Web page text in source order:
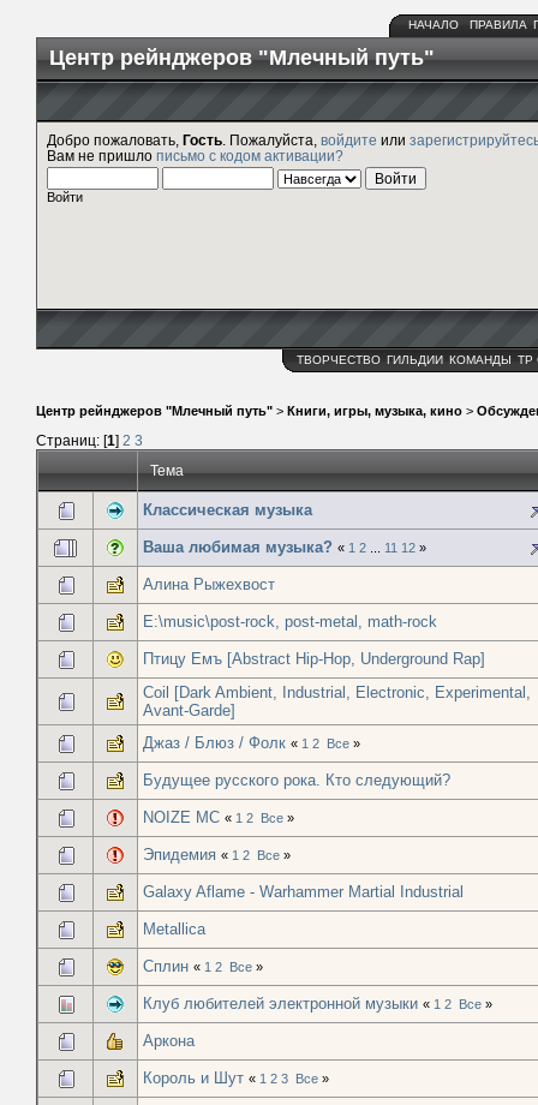
НАЧАЛО ПРАВИЛА
Центр рейнджеров "Млечный путь"
Добро пожаловать, Гость . Пожалуйста, войдите или
Вам не пришло письмо с кодом активации?
Войти
ТВОРЧЕСТВО ГИЛЬДИИ КОМАНДЫ ТР
Центр рейнджеров "Млечный путь" > Книги, игры, музыка, кино >
Страниц: [1] 2 3
Тема
Классическая музыка
Ваша любимая музыка? « 1 2 ... 11 12 »
Алина Рыжехвост
E:\music\post-rock, post-metal, math-rock
Птицу Емъ [Abstract Hip-Hop, Underground Rap]
Coil [Dark Ambient, Industrial, Electronic, Experimental,
Avant-Garde]
Джаз / Блюз / Фолк « 1 2 Все »
Будущее русского рока. Кто следующий?
NOIZE MC « 1 2 Все »
Эпидемия « 1 2 Все »
Galaxy Aflame - Warhammer Martial Industrial
Metallica
Сплин « 1 2 Все »
Клуб любителей электронной музыки « 1 2 Все »
Аркона
Король и Шут « 1 2 3 Все »